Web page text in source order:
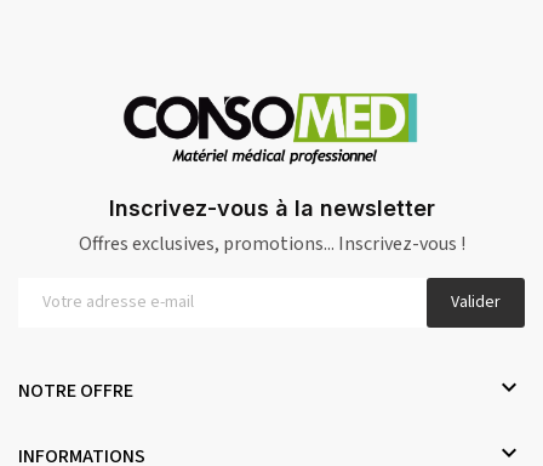
Inscrivez-vous à la newsletter
Offres exclusives, promotions... Inscrivez-vous !
Valider
NOTRE OFFRE 
INFORMATIONS 